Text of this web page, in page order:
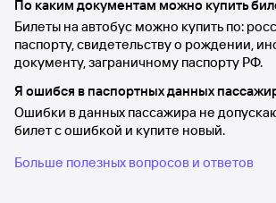
По каким документам можно купить
Билеты на автобус можно купить по:
паспорту, свидетельству о рождении,
документу, заграничному паспорту РФ.
Я ошибся в паспортных данных
Ошибки в данных пассажира не
билет с ошибкой и купите новый.
Больше полезных вопросов и ответов